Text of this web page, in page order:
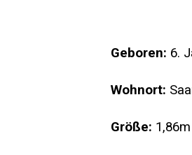
Geboren: 6.
Wohnort:
Größe: 1,86m